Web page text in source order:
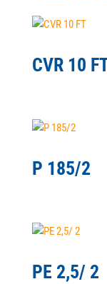
CVR 10
P 185/2
PE 2,5/ 2